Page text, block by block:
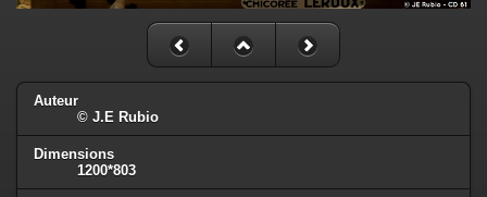
Auteur
© J.E Rubio
Dimensions
1200*803